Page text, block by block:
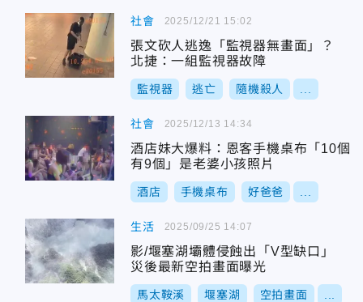
社會
張文砍人逃逸「監視器無畫面」？
北捷：一組監視器故障
監視器 逃亡 隨機殺人
2025/12/21 15:02
社會
酒店妹大爆料：恩客手機桌布「10個
有9個」是老婆小孩照片
酒店 手機桌布 好爸爸
2025/12/13 14:34
生活
影/堰塞湖壩體侵蝕出「V型缺口」
災後最新空拍畫面曝光
馬太鞍溪 堰塞湖 空拍畫面
2025/09/25 14:07